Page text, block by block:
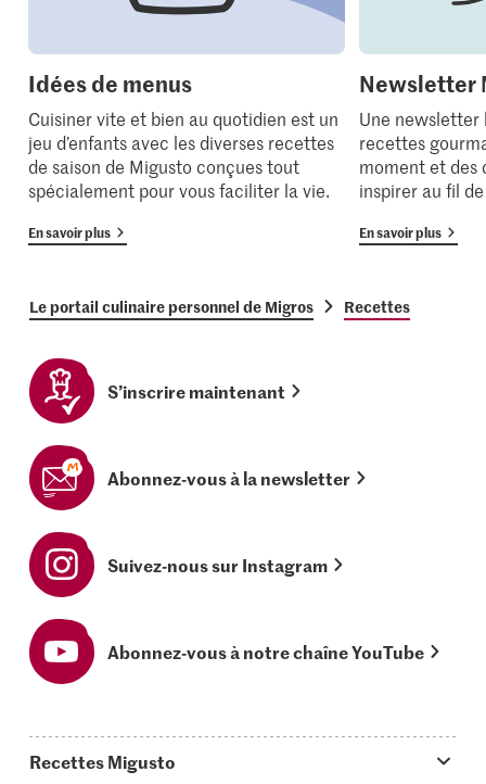
Idées de menus
Cuisiner vite et bien au quotidien est un
jeu d’enfants avec les diverses recettes
de saison de Migusto conçues tout
spécialement pour vous faciliter la vie.
En savoir plus
Newsletter
Une newsletter
recettes
moment et des
inspirer au fil
En savoir plus
Le portail culinaire personnel de Migros Recettes
S’inscrire maintenant
Abonnez-vous à la newsletter
Suivez-nous sur Instagram
Abonnez-vous à notre chaîne YouTube
Recettes Migusto